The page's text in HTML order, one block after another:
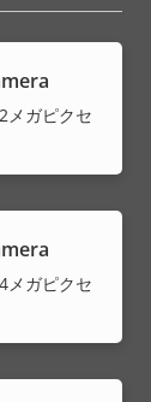
メガピクセ
メガピクセ